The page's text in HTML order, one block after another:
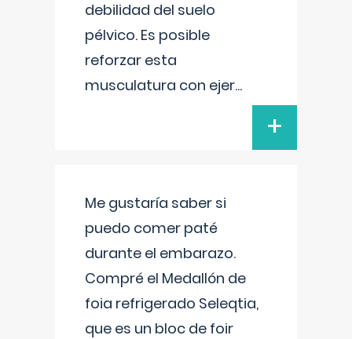
debilidad del suelo
pélvico. Es posible
reforzar esta
musculatura con ejer...
+
Me gustaría saber si
puedo comer paté
durante el embarazo.
Compré el Medallón de
foia refrigerado Seleqtia,
que es un bloc de foir